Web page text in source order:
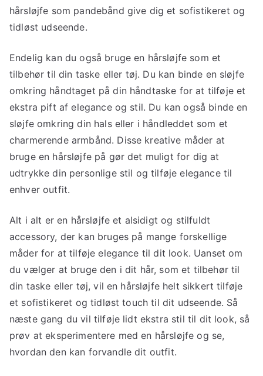
hårsløjfe som pandebånd give dig et sofistikeret og
tidløst udseende.
Endelig kan du også bruge en hårsløjfe som et
tilbehør til din taske eller tøj. Du kan binde en sløjfe
omkring håndtaget på din håndtaske for at tilføje et
ekstra pift af elegance og stil. Du kan også binde en
sløjfe omkring din hals eller i håndleddet som et
charmerende armbånd. Disse kreative måder at
bruge en hårsløjfe på gør det muligt for dig at
udtrykke din personlige stil og tilføje elegance til
enhver outfit.
Alt i alt er en hårsløjfe et alsidigt og stilfuldt
accessory, der kan bruges på mange forskellige
måder for at tilføje elegance til dit look. Uanset om
du vælger at bruge den i dit hår, som et tilbehør til
din taske eller tøj, vil en hårsløjfe helt sikkert tilføje
et sofistikeret og tidløst touch til dit udseende. Så
næste gang du vil tilføje lidt ekstra stil til dit look, så
prøv at eksperimentere med en hårsløjfe og se,
hvordan den kan forvandle dit outfit.